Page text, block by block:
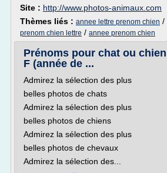
Site : http://www.photos-animaux.com
Thèmes liés : annee lettre prenom chien /
prenom chien lettre / annee prenom chien
Prénoms pour chat ou
F (année de ...
Admirez la sélection des plus
belles photos de chats
Admirez la sélection des plus
belles photos de chiens
Admirez la sélection des plus
belles photos de chevaux
Admirez la sélection des...